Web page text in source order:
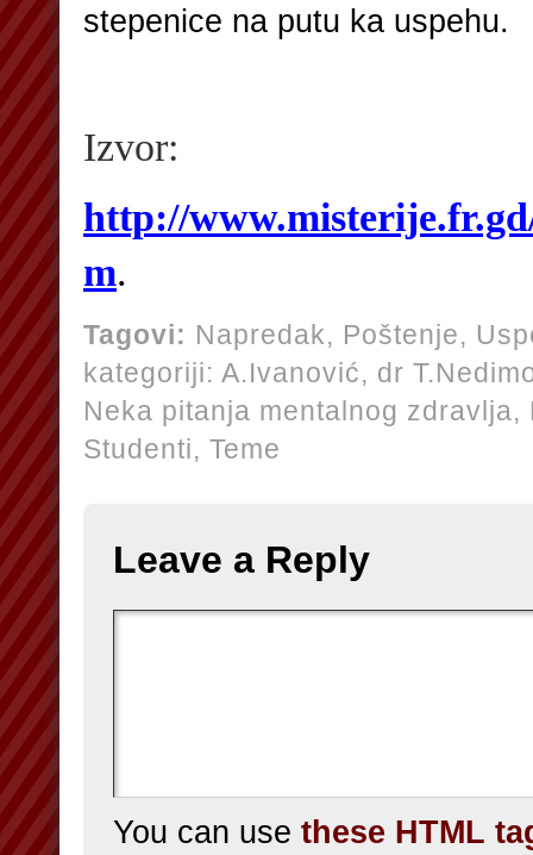
stepenice na putu ka uspehu.
Izvor:
http://
m.
Tagovi: Napredak, Poštenje,
kategoriji: A.Ivanović, dr
Neka pitanja mentalnog zdravlja,
Studenti, Teme
Leave a Reply
You can use these HTML